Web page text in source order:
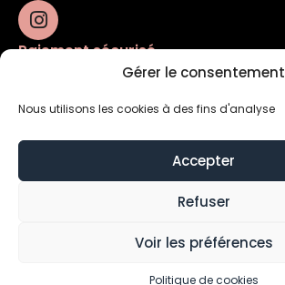
Gérer le consentement
Nous utilisons les cookies à des fins d'analyse
Accepter
Refuser
Voir les préférences
Politique de cookies
Paiement sécurisé
Conditions générales